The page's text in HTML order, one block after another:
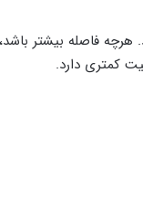
هرچه فاصله بیشتر
کمتری دارد.